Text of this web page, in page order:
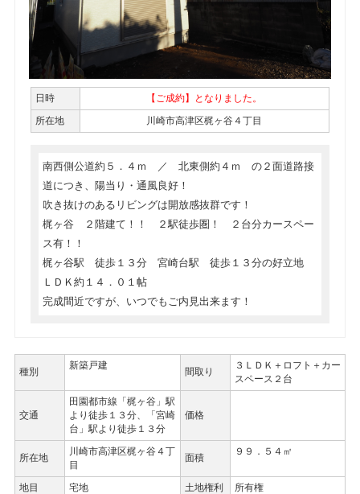
日時
【ご成約】となりました。
所在地
川崎市高津区梶ヶ谷４丁目
南西側公道約５．４ｍ ／ 北東側約４ｍ の２面道路接
道につき、陽当り・通風良好！
吹き抜けのあるリビングは開放感抜群です！
梶ヶ谷 ２階建て！！ ２駅徒歩圏！ ２台分カースペー
ス有！！
梶ヶ谷駅 徒歩１３分 宮崎台駅 徒歩１３分の好立地
ＬＤＫ約１４．０１帖
完成間近ですが、いつでもご内見出来ます！
種別
新築戸建
間取り
３ＬＤＫ＋ロフト＋カー
スペース２台
交通
田園都市線「梶ヶ谷」駅
より徒歩１３分、「宮崎
台」駅より徒歩１３分
価格
所在地
川崎市高津区梶ヶ谷４丁
目
面積
９９．５４㎡
地目 宅地 土地権利
所有権